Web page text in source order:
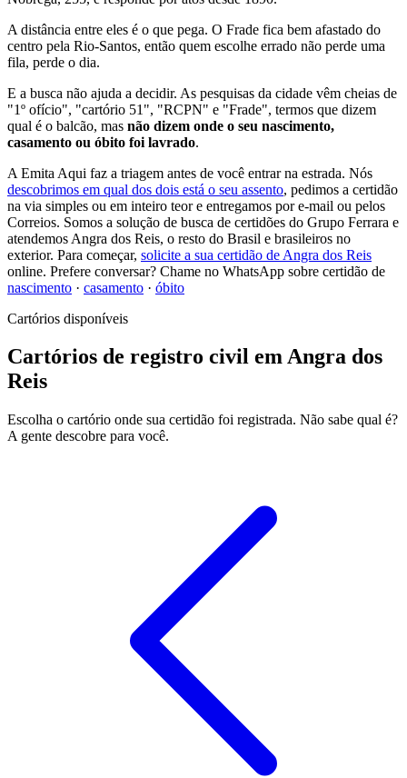
A distância entre eles é o que pega. O Frade fica bem afastado do
centro pela Rio-Santos, então quem escolhe errado não perde uma
fila, perde o dia.
E a busca não ajuda a decidir. As pesquisas da cidade vêm cheias de
"1º ofício", "cartório 51", "RCPN" e "Frade", termos que dizem
qual é o balcão, mas não dizem onde o seu nascimento,
casamento ou óbito foi lavrado.
A Emita Aqui faz a triagem antes de você entrar na estrada. Nós
descobrimos em qual dos dois está o seu assento, pedimos a certidão
na via simples ou em inteiro teor e entregamos por e-mail ou pelos
Correios. Somos a solução de busca de certidões do Grupo Ferrara e
atendemos Angra dos Reis, o resto do Brasil e brasileiros no
exterior. Para começar, solicite a sua certidão de Angra dos Reis
online. Prefere conversar? Chame no WhatsApp sobre certidão de
nascimento · casamento · óbito
Cartórios disponíveis
Cartórios de registro civil em Angra dos
Reis
Escolha o cartório onde sua certidão foi registrada. Não sabe qual é?
A gente descobre para você.